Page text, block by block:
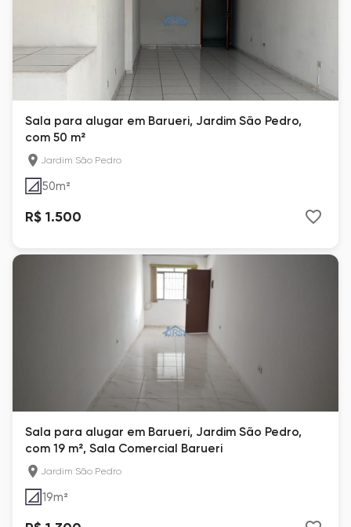
Sala para alugar em Barueri, Jardim São Pedro,
com 50 m²
Jardim São Pedro
50m²
R$ 1.500
Sala para alugar em Barueri, Jardim São Pedro,
com 19 m², Sala Comercial Barueri
Jardim São Pedro
19m²